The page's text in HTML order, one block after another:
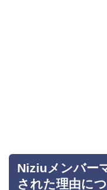
Niziuメンバー
された理由に